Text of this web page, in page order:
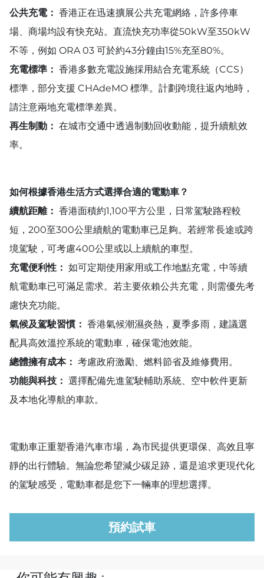
公共充電： 香港正在迅速擴展公共充電網絡，許多停車
場、商場均設有快充站。直流快充功率從50kW至350kW
不等，例如 ORA 03 可於約43分鐘由15%充至80%。
充電標準： 香港多數充電設施採用結合充電系統（CCS）
標準，部分支援 CHAdeMO 標準。計劃跨境往返內地時，
請注意兩地充電標準差異。
再生制動： 在城市交通中透過制動回收動能，提升續航效
率。
如何根據香港生活方式選擇合適的電動車？
續航距離： 香港面積約1,100平方公里，日常駕駛路程較
短，200至300公里續航的電動車已足夠。若經常長途或跨
境駕駛，可考慮400公里或以上續航的車型。
充電便利性： 如可定期使用家用或工作地點充電，中等續
航電動車已可滿足需求。若主要依賴公共充電，則需優先考
慮快充功能。
氣候及駕駛習慣： 香港氣候潮濕炎熱，夏季多雨，建議選
配具高效溫控系統的電動車，確保電池效能。
總體擁有成本： 考慮政府激勵、燃料節省及維修費用。
功能與科技： 選擇配備先進駕駛輔助系統、空中軟件更新
及本地化導航的車款。
電動車正重塑香港汽車市場，為市民提供更環保、高效且寧
靜的出行體驗。無論您希望減少碳足跡，還是追求更現代化
的駕駛感受，電動車都是您下一輛車的理想選擇。
預約試車